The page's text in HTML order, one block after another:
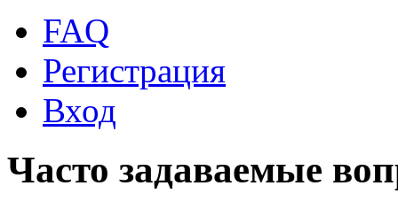
FAQ
Регистрация
Вход
Часто задаваемые